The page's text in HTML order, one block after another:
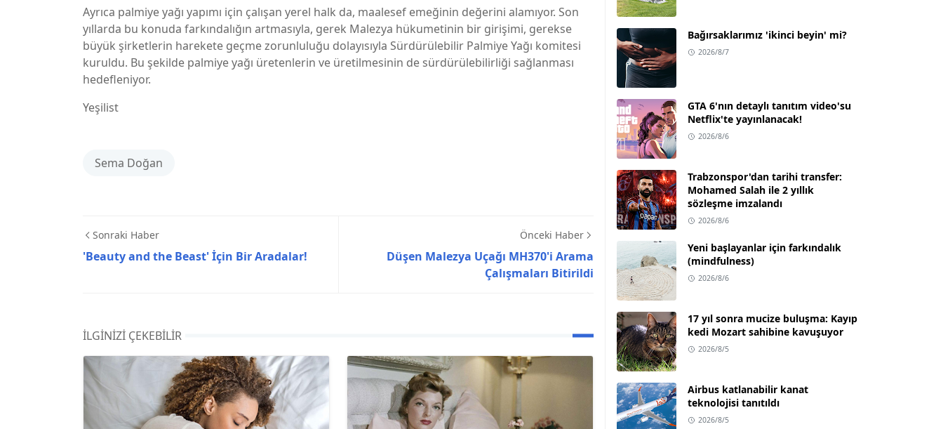
Ayrıca palmiye yağı yapımı için çalışan yerel halk da, maalesef emeğinin değerini alamıyor. Son
yıllarda bu konuda farkındalığın artmasıyla, gerek Malezya hükumetinin bir girişimi, gerekse
büyük şirketlerin harekete geçme zorunluluğu dolayısıyla Sürdürülebilir Palmiye Yağı komitesi
kuruldu. Bu şekilde palmiye yağı üretenlerin ve üretilmesinin de sürdürülebilirliği sağlanması
hedefleniyor.
Yeşilist
Sema Doğan
Sonraki Haber
'Beauty and the Beast' İçin Bir Aradalar!
Önceki Haber
Düşen Malezya Uçağı MH370'i Arama
Çalışmaları Bitirildi
İLGINIZI ÇEKEBILIR
Bağırsaklarımız 'ikinci beyin' mi?
2026/8/7
GTA 6'nın detaylı tanıtım video'su
Netflix'te yayınlanacak!
2026/8/6
Trabzonspor'dan tarihi transfer:
Mohamed Salah ile 2 yıllık
sözleşme imzalandı
2026/8/6
Yeni başlayanlar için farkındalık
(mindfulness)
2026/8/6
17 yıl sonra mucize buluşma: Kayıp
kedi Mozart sahibine kavuşuyor
2026/8/5
Airbus katlanabilir kanat
teknolojisi tanıtıldı
2026/8/5